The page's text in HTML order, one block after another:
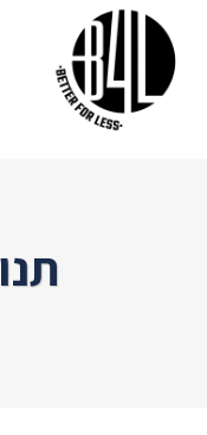
content